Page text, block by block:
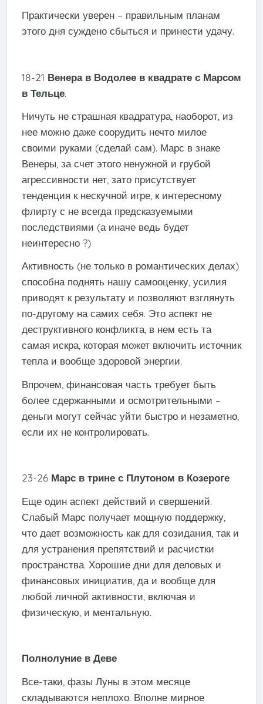
Практически уверен – правильным планам
этого дня суждено сбыться и принести удачу.
18-21 Венера в Водолее в квадрате с Марсом
в Тельце.
Ничуть не страшная квадратура, наоборот, из
нее можно даже соорудить нечто милое
своими руками (сделай сам). Марс в знаке
Венеры, за счет этого ненужной и грубой
агрессивности нет, зато присутствует
тенденция к нескучной игре, к интересному
флирту с не всегда предсказуемыми
последствиями (а иначе ведь будет
неинтересно ?)
Активность (не только в романтических делах)
способна поднять нашу самооценку, усилия
приводят к результату и позволяют взглянуть
по-другому на самих себя. Это аспект не
деструктивного конфликта, в нем есть та
самая искра, которая может включить источник
тепла и вообще здоровой энергии.
Впрочем, финансовая часть требует быть
более сдержанными и осмотрительными –
деньги могут сейчас уйти быстро и незаметно,
если их не контролировать.
23-26Марс в трине с Плутоном в Козероге
Еще один аспект действий и свершений.
Слабый Марс получает мощную поддержку,
что дает возможность как для созидания, так и
для устранения препятствий и расчистки
пространства. Хорошие дни для деловых и
финансовых инициатив, да и вообще для
любой личной активности, включая и
физическую, и ментальную.
Полнолуние в Деве
Все-таки, фазы Луны в этом месяце
складываются неплохо. Вполне мирное